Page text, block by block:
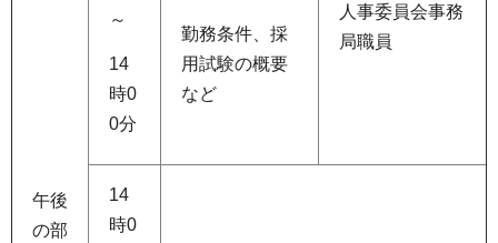
午後
の部
～
14
時0
0分
勤務条件、採
用試験の概要
など
人事委員会事務
局職員
14
時0